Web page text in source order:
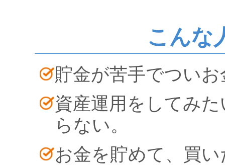
こんな
貯金が苦手でつい
資産運用をしてみ
らない。
お金を貯めて、買